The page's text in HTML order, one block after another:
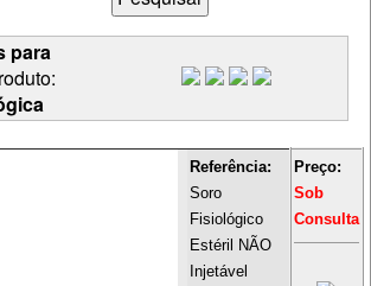
para
Referência:
Soro
Fisiológico
Estéril NÃO
Injetável
Preço:
Sob
Consulta